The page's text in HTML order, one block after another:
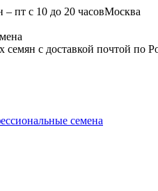
– пт с 10 до 20 часовМосква
с доставкой почтой по